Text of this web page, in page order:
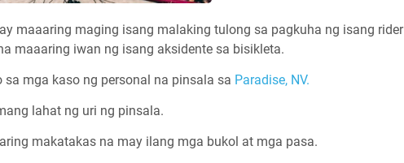
maaaring maging isang malaking tulong sa pagkuha ng isang rider
maaaring iwan ng isang aksidente sa bisikleta.
mga kaso ng personal na pinsala sa Paradise, NV.
lahat ng uri ng pinsala.
makatakas na may ilang mga bukol at mga pasa.